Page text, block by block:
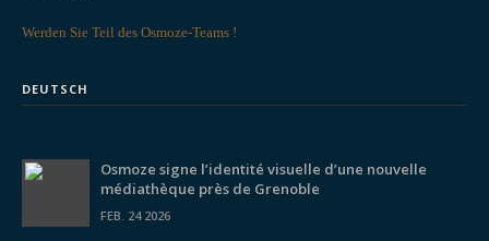
Werden Sie Teil des Osmoze-Teams !
DEUTSCH
Osmoze signe l’identité visuelle d’une nouvelle
médiathèque près de Grenoble
FEB. 24 2026